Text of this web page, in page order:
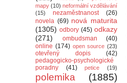
mapy (10) neformální vzdělávání
(15)
nezaměstnanost
(26)
novela (69) nová maturita
(1305) odbory (45) odkazy
(271)
ombudsman
(40)
online (174) open source (23)
otevřený dopis
(42)
pedagogicko-psychologické
poradny
(41) petice (19)
polemika
(1885)